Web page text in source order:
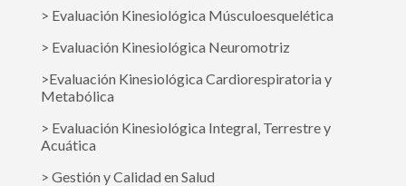
> Evaluación Kinesiológica Músculoesquelética
> Evaluación Kinesiológica Neuromotriz
>Evaluación Kinesiológica Cardiorespiratoria y
Metabólica
> Evaluación Kinesiológica Integral, Terrestre y
Acuática
> Gestión y Calidad en Salud